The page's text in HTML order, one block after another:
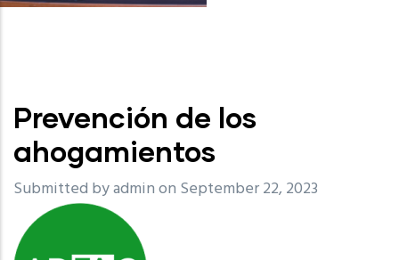
Prevención de los
ahogamientos
Submitted byadminon September 22, 2023